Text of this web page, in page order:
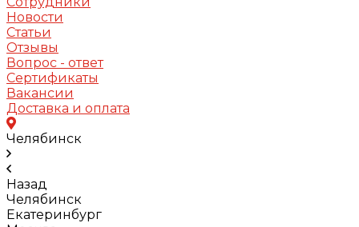
Новости
Статьи
Отзывы
Вопрос - ответ
Сертификаты
Вакансии
Доставка и оплата
Челябинск
Назад
Челябинск
Екатеринбург